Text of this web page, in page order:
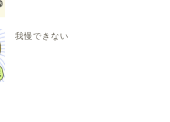
我慢できない